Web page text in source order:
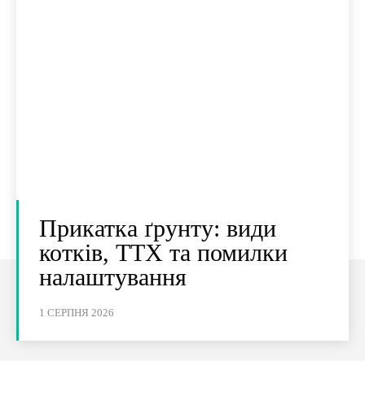
Прикатка ґрунту: види
котків, ТТХ та помилки
налаштування
1 СЕРПНЯ 2026